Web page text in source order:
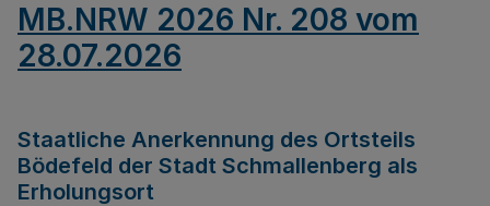
MB.NRW 2026 Nr. 208 vom
28.07.2026
Staatliche Anerkennung des Ortsteils
Bödefeld der Stadt Schmallenberg als
Erholungsort